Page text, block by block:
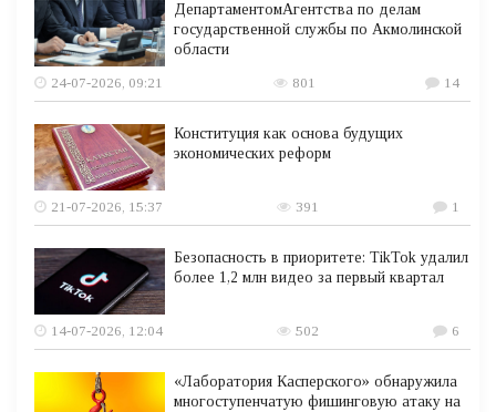
ДепартаментомАгентства по делам
государственной службы по Акмолинской
области
24-07-2026, 09:21
801 14
Конституция как основа будущих
экономических реформ
21-07-2026, 15:37 391 1
Безопасность в приоритете: TikTok удалил
более 1,2 млн видео за первый квартал
14-07-2026, 12:04 502 6
«Лаборатория Касперского» обнаружила
многоступенчатую фишинговую атаку на